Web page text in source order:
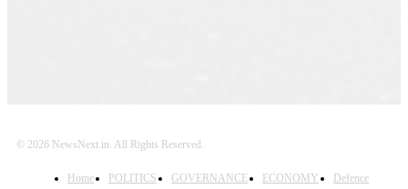
© 2026 NewsNext.in. All Rights Reserved.
Home POLITICS GOVERNANCE ECONOMY
Defence